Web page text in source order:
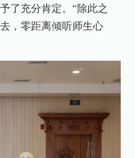
了充分肯定。“除此之
，零距离倾听师生心